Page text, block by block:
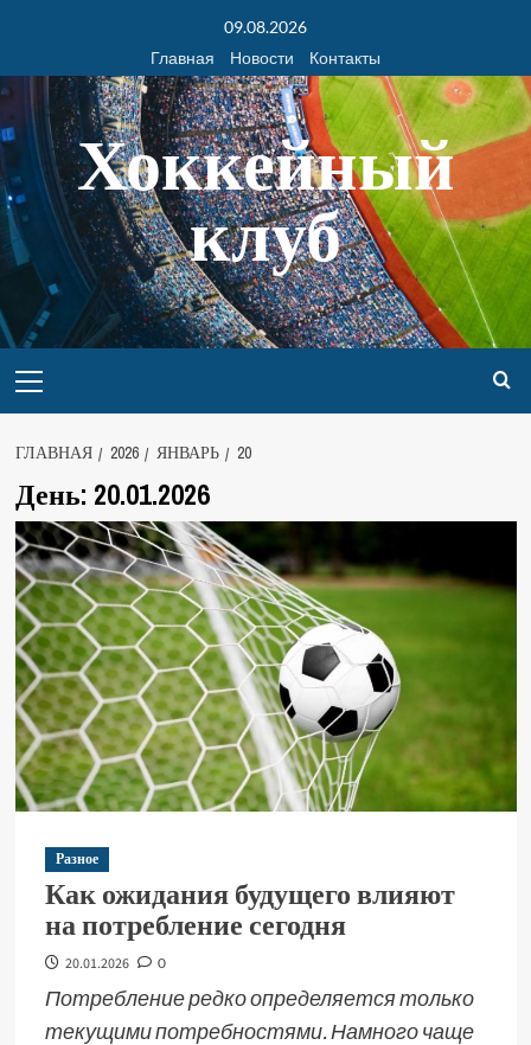
09.08.2026
Главная
Новости Контакты
Хоккейный
клуб
ГЛАВНАЯ 2026 ЯНВАРЬ 20
День: 20.01.2026
Разное
Как ожидания будущего влияют
на потребление сегодня
20.01.2026 0
Потребление редко определяется только
текущими потребностями. Намного чаще